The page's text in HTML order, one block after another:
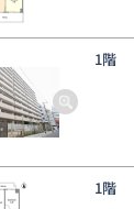
1階
1階